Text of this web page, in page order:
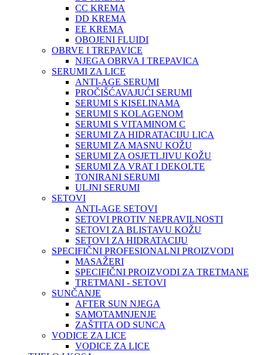
CC KREMA
DD KREMA
EE KREMA
OBOJENI FLUIDI
OBRVE I TREPAVICE
NJEGA OBRVA I TREPAVICA
SERUMI ZA LICE
ANTI-AGE SERUMI
PROČIŠĆAVAJUĆI SERUMI
SERUMI S KISELINAMA
SERUMI S KOLAGENOM
SERUMI S VITAMINOM C
SERUMI ZA HIDRATACIJU LICA
SERUMI ZA MASNU KOŽU
SERUMI ZA OSJETLJIVU KOŽU
SERUMI ZA VRAT I DEKOLTE
TONIRANI SERUMI
ULJNI SERUMI
SETOVI
ANTI-AGE SETOVI
SETOVI PROTIV NEPRAVILNOSTI
SETOVI ZA BLISTAVU KOŽU
SETOVI ZA HIDRATACIJU
SPECIFIČNI PROFESIONALNI PROIZVODI
MASAŽERI
SPECIFIČNI PROIZVODI ZA TRETMANE
TRETMANI - SETOVI
SUNČANJE
AFTER SUN NJEGA
SAMOTAMNJENJE
ZAŠTITA OD SUNCA
VODICE ZA LICE
VODICE ZA LICE